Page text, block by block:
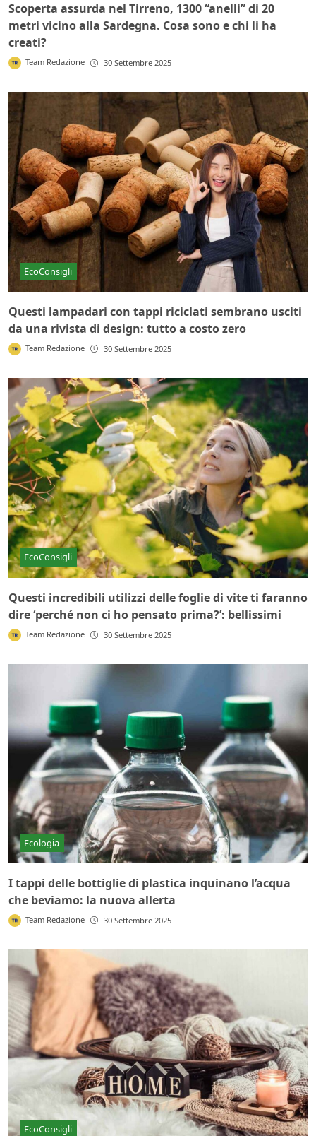
Scoperta assurda nel Tirreno, 1300 “anelli” di 20
metri vicino alla Sardegna. Cosa sono e chi li ha
creati?
Team Redazione 30 Settembre 2025
EcoConsigli
Questi lampadari con tappi riciclati sembrano usciti
da una rivista di design: tutto a costo zero
Team Redazione 30 Settembre 2025
EcoConsigli
Questi incredibili utilizzi delle foglie di vite ti faranno
dire ‘perché non ci ho pensato prima?’: bellissimi
Team Redazione 30 Settembre 2025
Ecologia
I tappi delle bottiglie di plastica inquinano l’acqua
che beviamo: la nuova allerta
Team Redazione 30 Settembre 2025
EcoConsigli